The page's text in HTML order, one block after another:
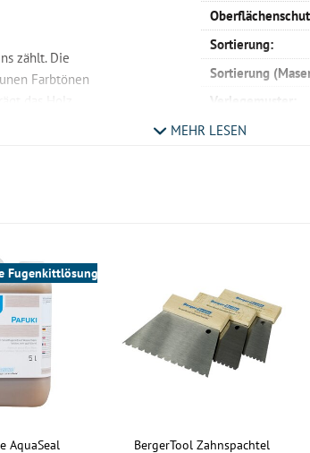
zählt. Die
Farbtönen
das Holz
Durch den
als ein
wird.
Sortierung:
Sortierung
Verlegemuster:
linke und rechte
Warmwasser
Wohnräume:
Küche:
Gewerbe (gering
MEHR LESEN
Fugenkittlösung
AquaSeal
BergerTool Zahnspachtel